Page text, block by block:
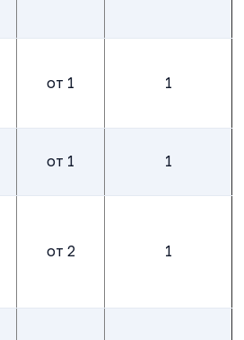
от 1 1
от 1 1
от 2 1